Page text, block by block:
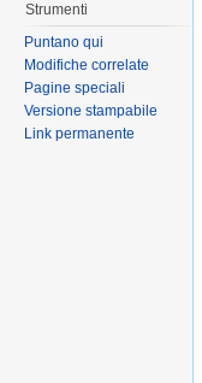
Strumenti
Puntano qui
Modifiche correlate
Pagine speciali
Versione stampabile
Link permanente